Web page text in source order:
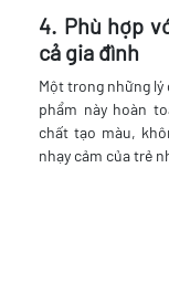
4. Phù hợp
cả gia đình
Một trong những
phẩm này hoàn
chất tạo màu,
nhạy cảm của trẻ